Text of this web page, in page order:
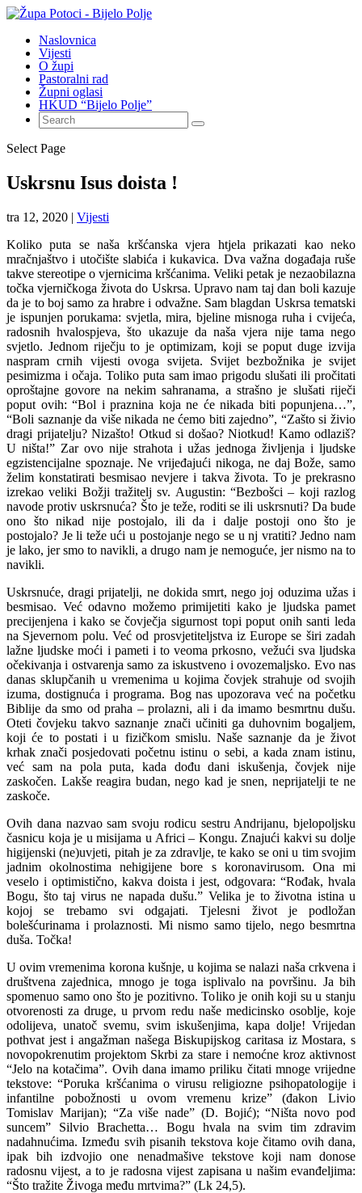
Naslovnica
Vijesti
O župi
Pastoralni rad
Župni oglasi
HKUD “Bijelo Polje”
Select Page
Uskrsnu Isus doista !
tra 12, 2020 | Vijesti
Koliko puta se naša kršćanska vjera htjela prikazati kao neko
mračnjaštvo i utočište slabića i kukavica. Dva važna događaja ruše
takve stereotipe o vjernicima kršćanima. Veliki petak je nezaobilazna
točka vjerničkoga života do Uskrsa. Upravo nam taj dan boli kazuje
da je to boj samo za hrabre i odvažne. Sam blagdan Uskrsa tematski
je ispunjen porukama: svjetla, mira, bjeline misnoga ruha i cvijeća,
radosnih hvalospjeva, što ukazuje da naša vjera nije tama nego
svjetlo. Jednom riječju to je optimizam, koji se poput duge izvija
naspram crnih vijesti ovoga svijeta. Svijet bezbožnika je svijet
pesimizma i očaja. Toliko puta sam imao prigodu slušati ili pročitati
oproštajne govore na nekim sahranama, a strašno je slušati riječi
poput ovih: “Bol i praznina koja ne će nikada biti popunjena…”,
“Boli saznanje da više nikada ne ćemo biti zajedno”, “Zašto si živio
dragi prijatelju? Nizašto! Otkud si došao? Niotkud! Kamo odlaziš?
U ništa!” Zar ovo nije strahota i užas jednoga življenja i ljudske
egzistencijalne spoznaje. Ne vrijeđajući nikoga, ne daj Bože, samo
želim konstatirati besmisao nevjere i takva života. To je prekrasno
izrekao veliki Božji tražitelj sv. Augustin: “Bezbošci – koji razlog
navode protiv uskrsnuća? Što je teže, roditi se ili uskrsnuti? Da bude
ono što nikad nije postojalo, ili da i dalje postoji ono što je
postojalo? Je li teže ući u postojanje nego se u nj vratiti? Jedno nam
je lako, jer smo to navikli, a drugo nam je nemoguće, jer nismo na to
navikli.
Uskrsnuće, dragi prijatelji, ne dokida smrt, nego joj oduzima užas i
besmisao. Već odavno možemo primijetiti kako je ljudska pamet
precijenjena i kako se čovječja sigurnost topi poput onih santi leda
na Sjevernom polu. Već od prosvjetiteljstva iz Europe se širi zadah
lažne ljudske moći i pameti i to veoma prkosno, vežući sva ljudska
očekivanja i ostvarenja samo za iskustveno i ovozemaljsko. Evo nas
danas sklupčanih u vremenima u kojima čovjek strahuje od svojih
izuma, dostignuća i programa. Bog nas upozorava već na početku
Biblije da smo od praha – prolazni, ali i da imamo besmrtnu dušu.
Oteti čovjeku takvo saznanje znači učiniti ga duhovnim bogaljem,
koji će to postati i u fizičkom smislu. Naše saznanje da je život
krhak znači posjedovati početnu istinu o sebi, a kada znam istinu,
već sam na pola puta, kada dođu dani iskušenja, čovjek nije
zaskočen. Lakše reagira budan, nego kad je snen, neprijatelji te ne
zaskoče.
Ovih dana nazvao sam svoju rodicu sestru Andrijanu, bjelopoljsku
časnicu koja je u misijama u Africi – Kongu. Znajući kakvi su dolje
higijenski (ne)uvjeti, pitah je za zdravlje, te kako se oni u tim svojim
jadnim okolnostima nehigijene bore s koronavirusom. Ona mi
veselo i optimistično, kakva doista i jest, odgovara: “Rođak, hvala
Bogu, što taj virus ne napada dušu.” Velika je to životna istina u
kojoj se trebamo svi odgajati. Tjelesni život je podložan
bolešćurinama i prolaznosti. Mi nismo samo tijelo, nego besmrtna
duša. Točka!
U ovim vremenima korona kušnje, u kojima se nalazi naša crkvena i
društvena zajednica, mnogo je toga isplivalo na površinu. Ja bih
spomenuo samo ono što je pozitivno. Toliko je onih koji su u stanju
otvorenosti za druge, u prvom redu naše medicinsko osoblje, koje
odolijeva, unatoč svemu, svim iskušenjima, kapa dolje! Vrijedan
pothvat jest i angažman našega Biskupijskog caritasa iz Mostara, s
novopokrenutim projektom Skrbi za stare i nemoćne kroz aktivnost
“Jelo na kotačima”. Ovih dana imamo priliku čitati mnoge vrijedne
tekstove: “Poruka kršćanima o virusu religiozne psihopatologije i
infantilne pobožnosti u ovom vremenu krize” (đakon Livio
Tomislav Marijan); “Za više nade” (D. Bojić); “Ništa novo pod
suncem” Silvio Brachetta… Bogu hvala na svim tim zdravim
nadahnućima. Između svih pisanih tekstova koje čitamo ovih dana,
ipak bih izdvojio one nenadmašive tekstove koji nam donose
radosnu vijest, a to je radosna vijest zapisana u našim evanđeljima:
“Što tražite Živoga među mrtvima?” (Lk 24,5).